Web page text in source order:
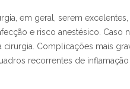
em geral, serem
e risco anestésico.
cirurgia. Complicações mais
recorrentes de inflamação